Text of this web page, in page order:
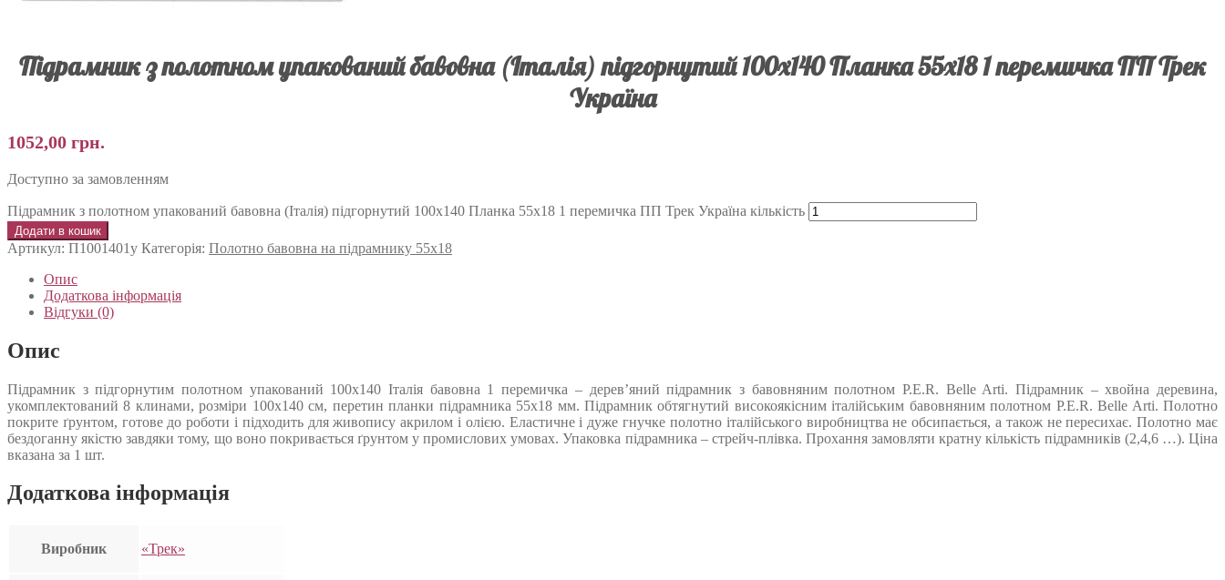
Підрамник з полотном упакований бавовна (Італія) підгорнутий 100х140 Планка 55х18 1 перемичка ПП Трек
Україна
1052,00 грн.
Доступно за замовленням
Підрамник з полотном упакований бавовна (Італія) підгорнутий 100х140 Планка 55х18 1 перемичка ПП Трек Україна кількість
Додати в кошик
Артикул: П1001401у Категорія: Полотно бавовна на підрамнику 55х18
Опис
Додаткова інформація
Відгуки (0)
Опис
Підрамник з підгорнутим полотном упакований 100х140 Італія бавовна 1 перемичка – дерев’яний підрамник з бавовняним полотном P.E.R. Belle Arti. Підрамник – хвойна деревина,
укомплектований 8 клинами, розміри 100х140 см, перетин планки підрамника 55х18 мм. Підрамник обтягнутий високоякісним італійським бавовняним полотном P.E.R. Belle Arti. Полотно
покрите ґрунтом, готове до роботи і підходить для живопису акрилом і олією. Еластичне і дуже гнучке полотно італійського виробництва не обсипається, а також не пересихає. Полотно має
бездоганну якістю завдяки тому, що воно покривається ґрунтом у промислових умовах. Упаковка підрамника – стрейч-плівка. Прохання замовляти кратну кількість підрамників (2,4,6 …). Ціна
вказана за 1 шт.
Додаткова інформація
Виробник «Трек»